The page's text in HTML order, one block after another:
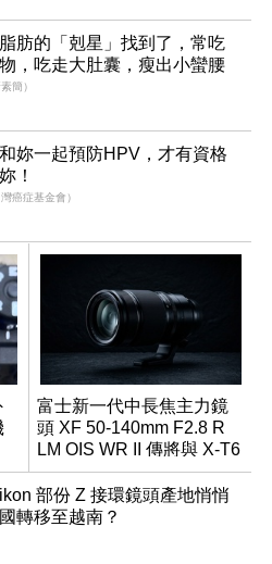
肪的「剋星」找到了，常吃
，吃走大肚囊，瘦出小蠻腰
簡）
妳一起預防HPV，才有資格
！
癌症基金會）
富士新一代中長焦主力鏡
頭 XF 50-140mm F2.8 R
LM OIS WR II 傳將與 X-T6
同步亮相
部份 Z 接環鏡頭產地悄悄
轉移至越南？